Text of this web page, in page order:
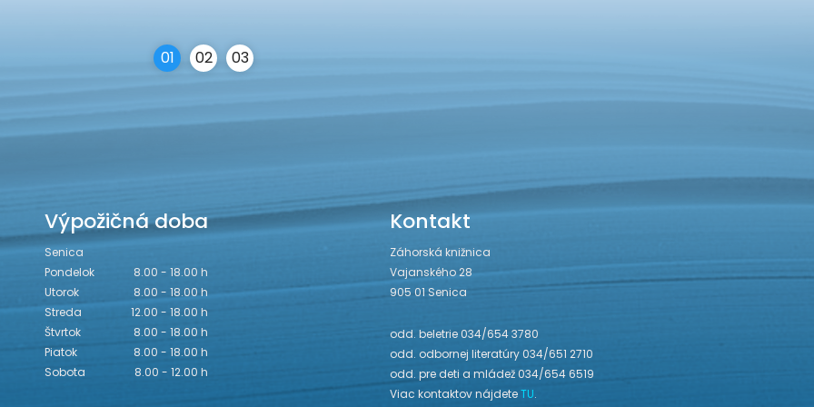
01 02 03
Výpožičná doba
Senica
Pondelok
8.00 - 18.00 h
Utorok
8.00 - 18.00 h
Streda
12.00 - 18.00 h
Štvrtok
8.00 - 18.00 h
Piatok
8.00 - 18.00 h
Sobota
8.00 - 12.00 h
Kontakt
Záhorská knižnica
Vajanského 28
905 01 Senica
odd. beletrie 034/654 3780
odd. odbornej literatúry 034/651 2710
odd. pre deti a mládež 034/654 6519
Viac kontaktov nájdeteTU.